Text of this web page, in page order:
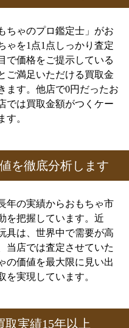
ちゃのプロ鑑定士」がお
ゃを1点1点しっかり査定
で価格をご提示している
ご満足いただける買取金
ます。他店で0円だったお
では買取金額がつくケー
す。
を徹底分析します
年の実績からおもちゃ市
を把握しています。近
具は、世界中で需要が高
当店では査定させていた
の価値を最大限に見い出
を実現しています。
取実績15年以上